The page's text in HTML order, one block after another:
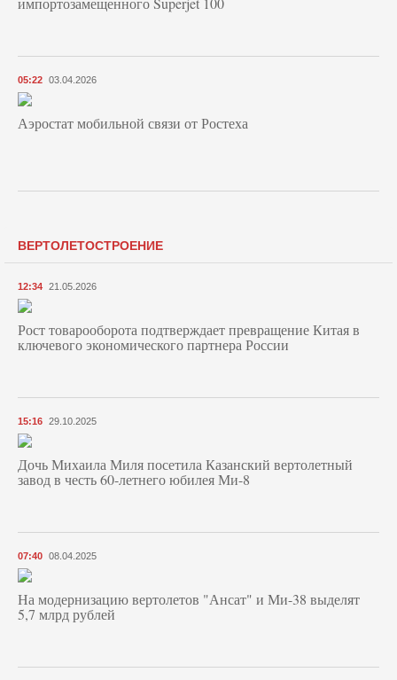
05:22 03.04.2026
Аэростат мобильной связи от Ростеха
ВЕРТОЛЕТОСТРОЕНИЕ
12:34 21.05.2026
Рост товарооборота подтверждает превращение Китая в
ключевого экономического партнера России
15:16 29.10.2025
Дочь Михаила Миля посетила Казанский вертолетный
завод в честь 60-летнего юбилея Ми-8
07:40 08.04.2025
На модернизацию вертолетов "Ансат" и Ми-38 выделят
5,7 млрд рублей